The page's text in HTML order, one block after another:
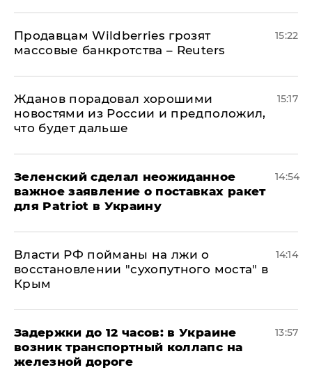
Продавцам Wildberries грозят
массовые банкротства – Reuters
15:22
Жданов порадовал хорошими
новостями из России и предположил,
что будет дальше
15:17
Зеленский сделал неожиданное
важное заявление о поставках ракет
для Patriot в Украину
14:54
Власти РФ пойманы на лжи о
восстановлении "сухопутного моста" в
Крым
14:14
Задержки до 12 часов: в Украине
возник транспортный коллапс на
железной дороге
13:57